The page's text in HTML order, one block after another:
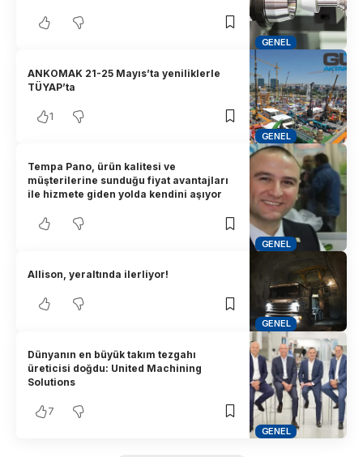
GENEL
GENEL
ANKOMAK 21-25 Mayıs’ta yeniliklerle
TÜYAP’ta
1
GENEL
Tempa Pano, ürün kalitesi ve
müşterilerine sunduğu fiyat avantajları
ile hizmete giden yolda kendini aşıyor
GENEL
Allison, yeraltında ilerliyor!
GENEL
Dünyanın en büyük takım tezgahı
üreticisi doğdu: United Machining
Solutions
7